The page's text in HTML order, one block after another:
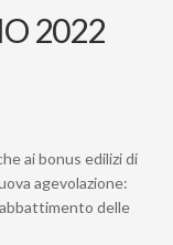
2022
ai bonus edilizi di
agevolazione:
delle